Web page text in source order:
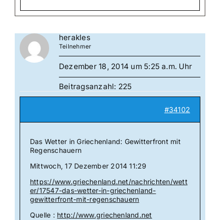
herakles
Teilnehmer
Dezember 18, 2014 um 5:25 a.m. Uhr
Beitragsanzahl: 225
#34102
Das Wetter in Griechenland: Gewitterfront mit
Regenschauern
Mittwoch, 17 Dezember 2014 11:29
https://www.griechenland.net/nachrichten/wett
er/17547-das-wetter-in-griechenland-
gewitterfront-mit-regenschauern
Quelle : http://www.griechenland.net